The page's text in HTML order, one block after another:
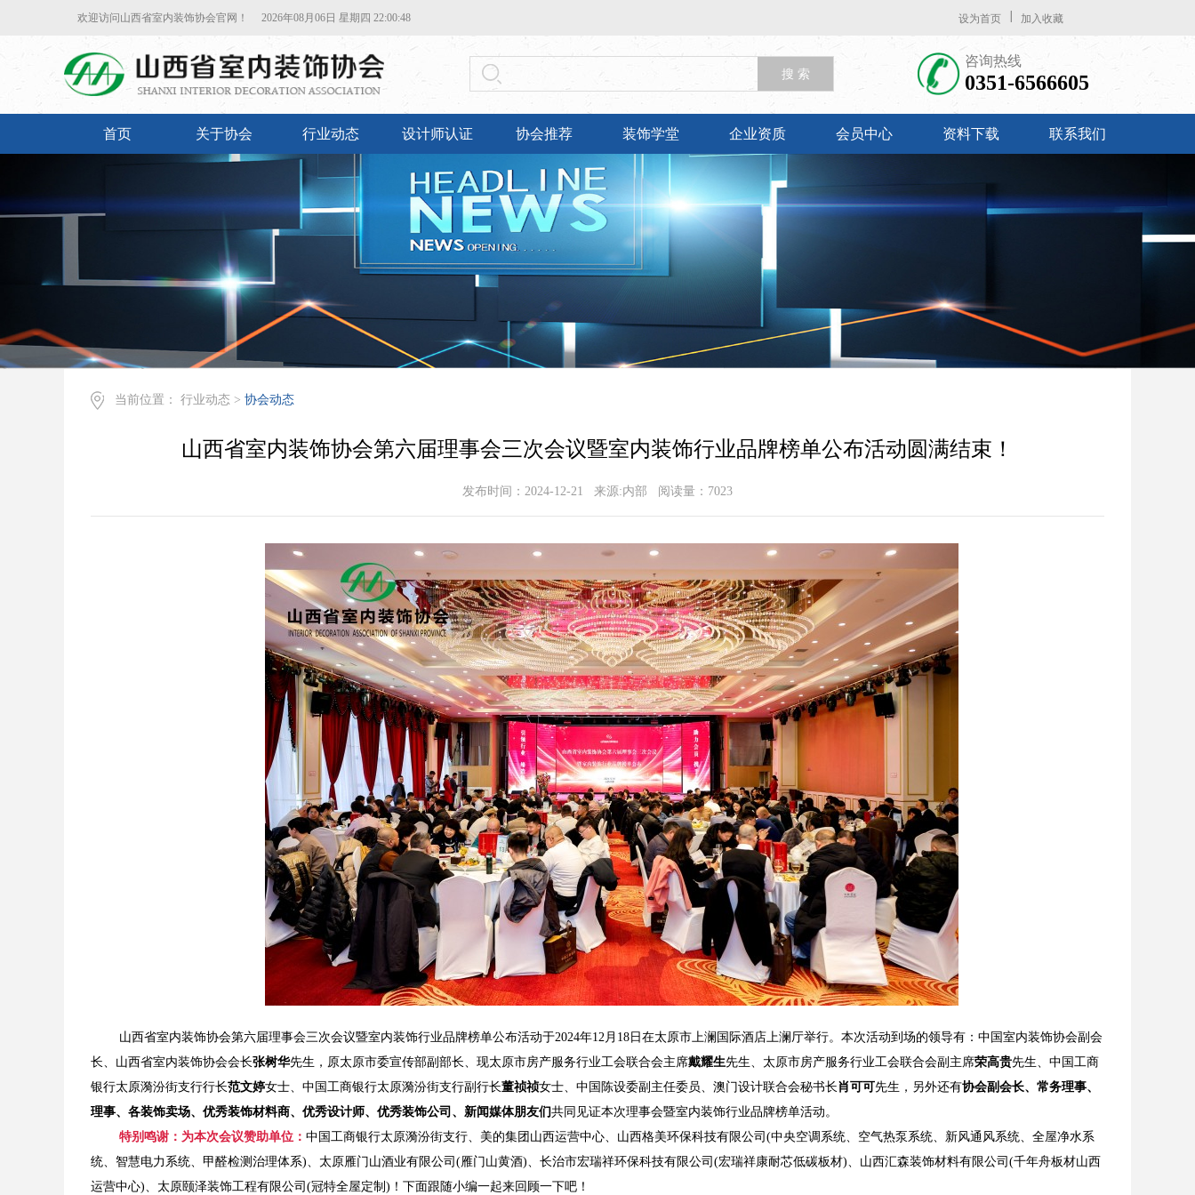
欢迎访问山西省室内装饰协会官网！ 2026年08月06日 星期四 22:00:50 设为首页 加入收藏
搜 索
咨询热线
0351-6566605
首页 关于协会 行业动态 设计师认证 协会推荐 装饰学堂 企业资质 会员中心 资料下载 联系我们
当前位置： 行业动态 > 协会动态
山西省室内装饰协会第六届理事会三次会议暨室内装饰行业品牌榜单公布活动圆满结束！
发布时间：2024-12-21 来源:内部 阅读量：7023
山西省室内装饰协会第六届理事会三次会议暨室内装饰行业品牌榜单公布活动于2024年12月18日在太原市上澜国际酒店上澜厅举行。本次活动到场的领导有：中国室内装饰协会副会
长、山西省室内装饰协会会长张树华先生，原太原市委宣传部副部长、现太原市房产服务行业工会联合会主席戴耀生先生、太原市房产服务行业工会联合会副主席荣高贵先生、中国工商
银行太原漪汾街支行行长范文婷女士、中国工商银行太原漪汾街支行副行长董祯祯女士、中国陈设委副主任委员、澳门设计联合会秘书长 肖可可先生，另外还有协会副会长、常务理事、
理事、各装饰卖场、优秀装饰材料商、优秀设计师、优秀装饰公司、新闻媒体朋友们共同见证本次理事会暨室内装饰行业品牌榜单活动。
特别鸣谢：为本次会议赞助单位： 中国工商银行太原漪汾街支行、美的集团山西运营中心、山西格美环保科技有限公司(中央空调系统、空气热泵系统、新风通风系统、全屋净水系
统、智慧电力系统、甲醛检测治理体系)、太原雁门山酒业有限公司(雁门山黄酒)、长治市宏瑞祥环保科技有限公司(宏瑞祥康耐芯低碳板材)、山西汇森装饰材料有限公司(千年舟板材山西
运营中心)、太原颐泽装饰工程有限公司(冠特全屋定制)！ 下面跟随小编一起来回顾一下吧！